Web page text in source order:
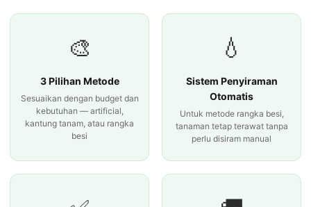
🎨
3 Pilihan Metode
Sesuaikan dengan budget dan
kebutuhan — artificial,
kantung tanam, atau rangka
besi
💧
Sistem Penyiraman
Otomatis
Untuk metode rangka besi,
tanaman tetap terawat tanpa
perlu disiram manual